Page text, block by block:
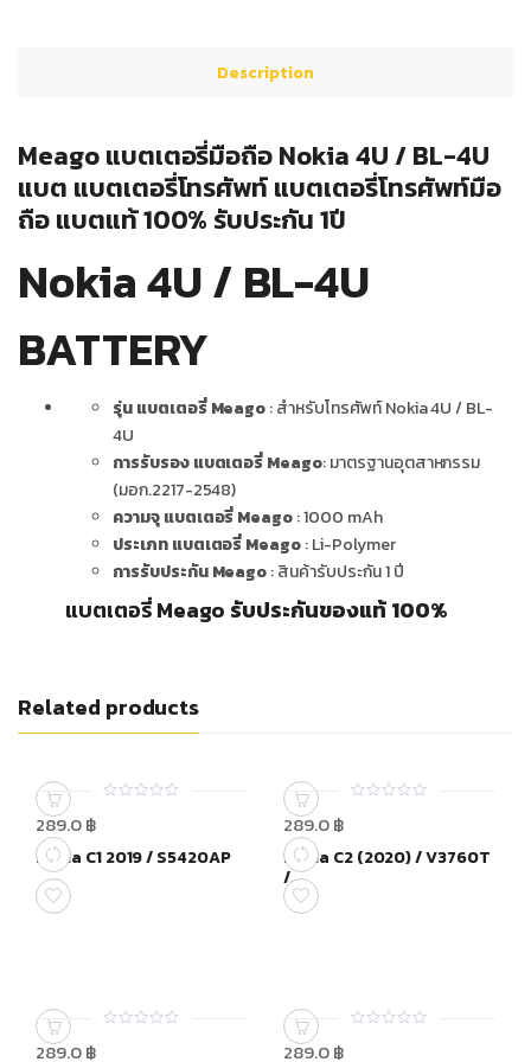
Description
Meago แบตเตอรี่มือถือ Nokia 4U / BL-4U
แบต แบตเตอรี่โทรศัพท์ แบตเตอรี่โทรศัพท์มือ
ถือ แบตแท้ 100% รับประกัน 1ปี
Nokia 4U / BL-4U
BATTERY
รุ่น แบตเตอรี่ Meago: สำหรับโทรศัพท์ Nokia 4U / BL-
4U
การรับรอง แบตเตอรี่ Meago: มาตรฐานอุตสาหกรรม
(มอก.2217-2548)
ความจุ แบตเตอรี่ Meago: 1000 mAh
ประเภท แบตเตอรี่ Meago: Li-Polymer
การรับประกัน Meago: สินค้ารับประกัน 1 ปี
แบตเตอรี่ Meago รับประกันของแท้ 100%
Related products
5
289.0฿
Nokia C1 2019 / S5420AP
5
289.0฿
Nokia C2 (2020) / V3760T
/...
289.0฿ 289.0฿